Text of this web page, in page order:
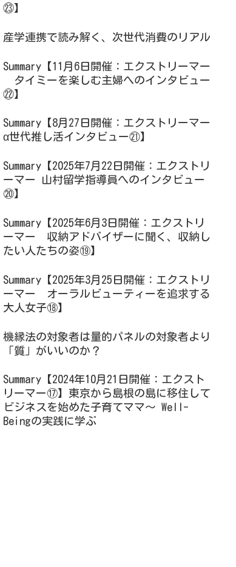
㉓】
産学連携で読み解く、次世代消費のリアル
Summary【11月6日開催：エクストリーマー
タイミーを楽しむ主婦へのインタビュー
㉒】
Summary【8月27日開催：エクストリーマー
α世代推し活インタビュー㉑】
Summary【2025年7月22日開催：エクストリ
ーマー 山村留学指導員へのインタビュー
⑳】
Summary【2025年6月3日開催：エクストリ
ーマー 収納アドバイザーに聞く、収納し
たい人たちの姿⑲】
Summary【2025年3月25日開催：エクストリ
ーマー オーラルビューティーを追求する
大人女子⑱】
機縁法の対象者は量的パネルの対象者より
「質」がいいのか？
Summary【2024年10月21日開催：エクスト
リーマー⑰】東京から島根の島に移住して
ビジネスを始めた子育てママ～ Well-
Beingの実践に学ぶ